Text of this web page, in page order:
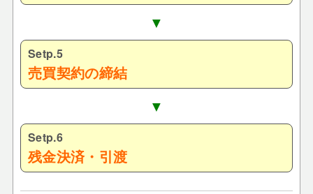
▼
Setp.5
売買契約の締結
▼
Setp.6
残金決済・引渡